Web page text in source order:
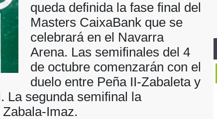
queda definida la fase final del
Masters CaixaBank que se
celebrará en el Navarra
Arena. Las semifinales del 4
de octubre comenzarán con el
duelo entre Peña II-Zabaleta y
La segunda semifinal la
Imaz.